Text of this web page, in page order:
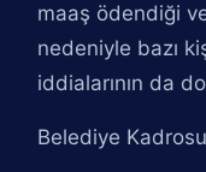
maaş ödendiği
nedeniyle bazı
iddialarının da
Belediye